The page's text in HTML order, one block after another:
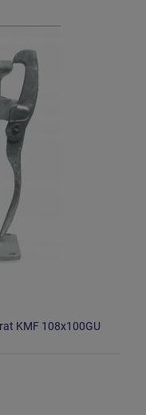
KMF 108x100GU